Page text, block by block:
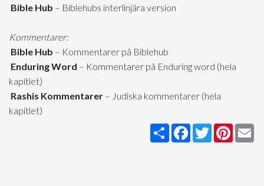
Bible Hub – Biblehubs interlinjära version
Kommentarer:
Bible Hub – Kommentarer på Biblehub
Enduring Word – Kommentarer på Enduring word (hela
kapitlet)
Rashis Kommentarer – Judiska kommentarer (hela
kapitlet)
Share Facebook
Twitter